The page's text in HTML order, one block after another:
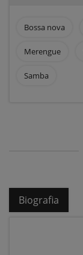
Bossa nova
Merengue
Samba
Biografia